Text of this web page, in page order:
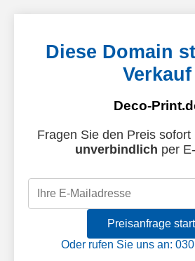
Diese Domain
Verkauf
Deco-
Fragen Sie den Preis sofort
unverbindlich per
Preisanfrage
Oder rufen Sie uns an: